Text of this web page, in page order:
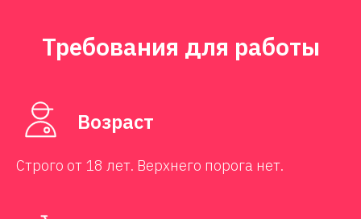
Требования для работы
Возраст
Строго от 18 лет. Верхнего порога нет.